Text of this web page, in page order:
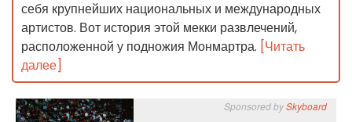
себя крупнейших национальных и международных
артистов. Вот история этой мекки развлечений,
расположенной у подножия Монмартра. [Читать
далее]